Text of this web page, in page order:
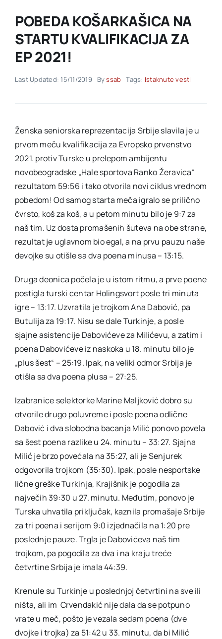
Akti SSAB
Kontakt
POBEDA KOŠARKAŠICA NA
STARTU KVALIFIKACIJA ZA
EP 2021!
Last Updated: 15/11/2019 Byssab Tags: Istaknute vesti
Ženska seniorska reprezentacija Srbije slavila je u
prvom meču kvalifikacija za Evropsko prvenstvo
2021. protiv Turske u prelepom ambijentu
novobeogradske „Hale sportova Ranko Žeravica“
rezultatom 59:56 i tako otvorila novi ciklus vrednom
pobedom! Od samog starta meča igralo se prilično
čvrsto, koš za koš, a u petom minutu bilo je 9:7 za
naš tim. Uz dosta promašenih šuteva na obe strane,
rezultat je uglavnom bio egal, a na prvu pauzu naše
devojke su otišle sa dva poena minusa – 13:15.
Druga deonica počela je u istom ritmu, a prve poene
postigla turski centar Holingsvort posle tri minuta
igre – 13:17. Uzvratila je trojkom Ana Dabović, pa
Butulija za 19:17. Nisu se dale Turkinje, a posle
sjajne asistencije Dabovićeve za Milićevu, a zatim i
poena Dabovićeve iz naskoka u 18. minutu bilo je
„plus šest“ – 25:19. Ipak, na veliki odmor Srbija je
otišla sa dva poena plusa – 27:25.
Izabranice selektorke Marine Maljković dobro su
otvorile drugo poluvreme i posle poena odlične
Dabović i dva slobodna bacanja Milić ponovo povela
sa šest poena razlike u 24. minutu – 33:27. Sjajna
Milić je brzo povećala na 35:27, ali je Senjurek
odgovorila trojkom (35:30). Ipak, posle nesportske
lične greške Turkinja, Krajišnik je pogodila za
največih 39:30 u 27. minutu. Međutim, ponovo je
Turska uhvatila priključak, kaznila promašaje Srbije
za tri poena i serijom 9:0 izjednačila na 1:20 pre
poslednje pauze. Trgla je Dabovićeva naš tim
trojkom, pa pogodila za dva i na kraju treće
četvrtine Srbija je imala 44:39.
Krenule su Turkinje u poslednjoj četvrtini na sve ili
ništa, ali im Crvendakić nije dala da se potpuno
vrate u meč, pošto je vezala sedam poena (dve
dvojke i trojka) za 51:42 u 33. minutu, da bi Milić